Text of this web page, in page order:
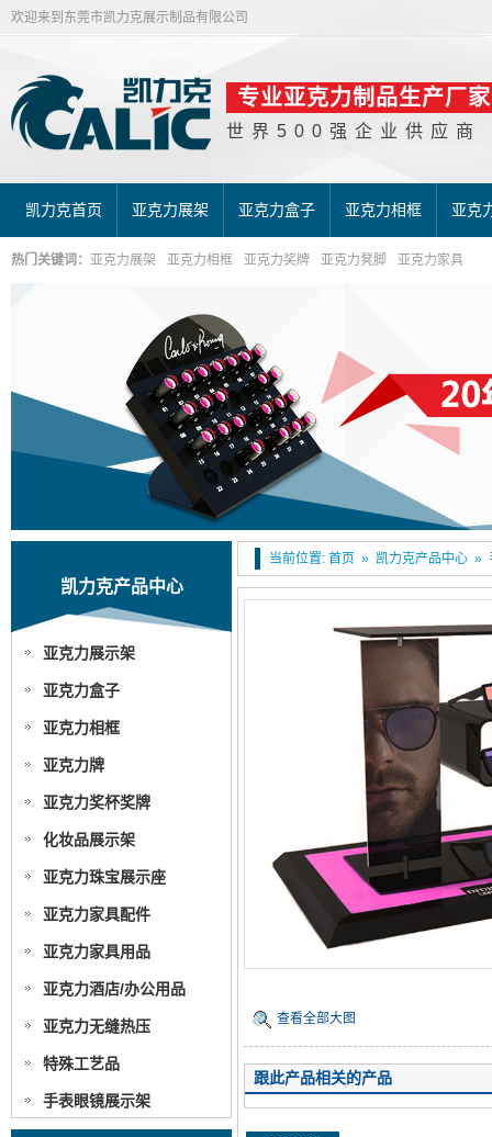
欢迎来到东莞市凯力克展示制品有限公司
专业亚克力制品生产厂家
世界500强企业供应商
凯力克首页 亚克力展架 亚克力盒子 亚克力相框 亚克
热门关键词： 亚克力展架 亚克力相框 亚克力奖牌 亚克力凳脚 亚克力家具
当前位置: 首页 » 凯力克产品中心 »
查看全部大图
跟此产品相关的产品
凯力克产品中心
亚克力展示架
亚克力盒子
亚克力相框
亚克力牌
亚克力奖杯奖牌
化妆品展示架
亚克力珠宝展示座
亚克力家具配件
亚克力家具用品
亚克力酒店/办公用品
亚克力无缝热压
特殊工艺品
手表眼镜展示架